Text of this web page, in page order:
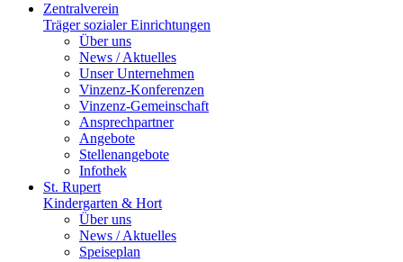
Zentralverein
Träger sozialer Einrichtungen
Über uns
News / Aktuelles
Unser Unternehmen
Vinzenz-Konferenzen
Vinzenz-Gemeinschaft
Ansprechpartner
Angebote
Stellenangebote
Infothek
St. Rupert
Kindergarten & Hort
Über uns
News / Aktuelles
Speiseplan